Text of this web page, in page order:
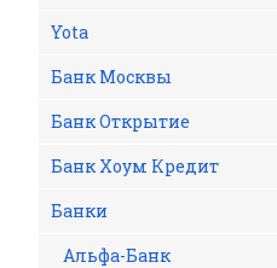
Yota
Банк Москвы
Банк Открытие
Банк Хоум Кредит
Банки
Альфа-Банк